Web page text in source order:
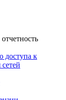
доступа к